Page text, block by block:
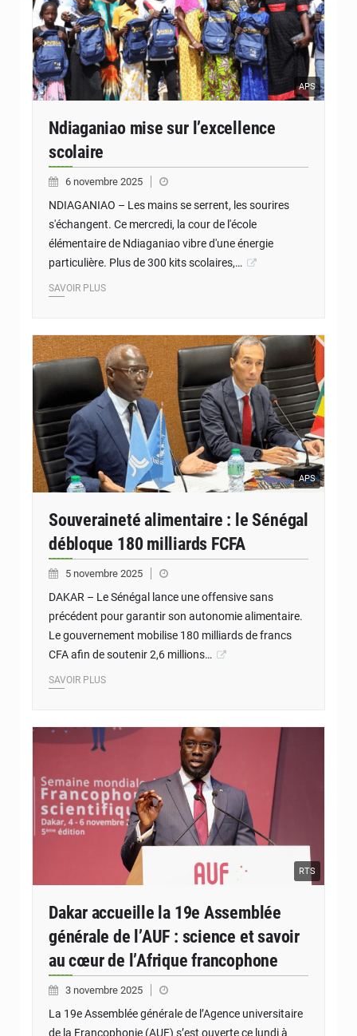
APS
Ndiaganiao mise sur l’excellence
scolaire
6 novembre 2025
NDIAGANIAO – Les mains se serrent, les sourires
s'échangent. Ce mercredi, la cour de l'école
élémentaire de Ndiaganiao vibre d'une énergie
particulière. Plus de 300 kits scolaires,…
SAVOIR PLUS
APS
Souveraineté alimentaire : le Sénégal
débloque 180 milliards FCFA
5 novembre 2025
DAKAR – Le Sénégal lance une offensive sans
précédent pour garantir son autonomie alimentaire.
Le gouvernement mobilise 180 milliards de francs
CFA afin de soutenir 2,6 millions…
SAVOIR PLUS
RTS
Dakar accueille la 19e Assemblée
générale de l’AUF : science et savoir
au cœur de l’Afrique francophone
3 novembre 2025
La 19e Assemblée générale de l’Agence universitaire
de la Francophonie (AUF) s’est ouverte ce lundi à